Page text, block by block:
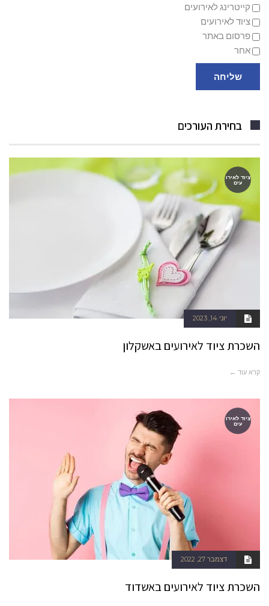
קייטרינג לאירועים
ציוד לאירועים
פרסום באתר
אחר
שליחה
בחירת העורכים
ציוד לאירו
עים
יוני 14, 2023
השכרת ציוד לאירועים באשקלון
קרא עוד ←
ציוד לאירו
עים
דצמבר 27, 2022
השכרת ציוד לאירועים באשדוד